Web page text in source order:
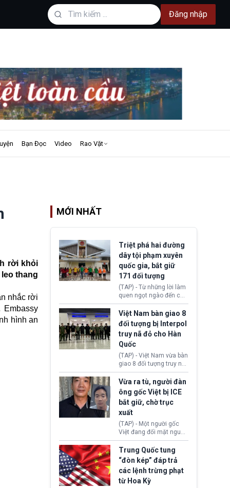
Đăng nhập
Bạn Đọc Video Rao Vặt
rời khỏi
thang
nhắc rời
hình an
MỚI NHẤT
Triệt phá hai đường
dây tội phạm xuyên
quốc gia, bắt giữ
171 đối tượng
(TAP) - Từ những lời làm
quen ngọt ngào đến các
“sàn vàng ảo”, bất động
sản trực tuyến cùng
đường dây đánh bạc quy
mô lớn, hai tổ chức tội
phạm xuyên quốc gia đã
dựng lên mạng lưới hoạt
động tại Việt Nam và
Lào, lôi kéo hàng nghìn
người tham gia, luân
chuyển dòng tiền qua
nhiều lớp tài khoản. Sau
hơn 2 tuần phối hợp truy
xét, lực lượng chức năng
hai nước đã bắt giữ 171
Việt Nam bàn giao 8
đối tượng bị Interpol
truy nã đỏ cho Hàn
Quốc
(TAP) - Việt Nam vừa bàn
giao 8 đối tượng truy nã
đỏ Interpol cho lực lượng
chức năng Hàn Quốc.
Nhóm này bị xác định
lừa đảo 619 nạn nhân,
chiếm đoạt hơn 17,7 tỷ
KRW.
Vừa ra tù, người đàn
ông gốc Việt bị ICE
bắt giữ, chờ trục
xuất
(TAP) - Một người gốc
Việt đang đối mặt nguy
cơ bị trục xuất khỏi Hoa
Kỳ sau khi đã chấp hành
xong bản án liên quan
đến tội ác từ hơn 30
năm trước tại California.
Trung Quốc tung
“đòn kép” đáp trả
các lệnh trừng phạt
từ Hoa Kỳ